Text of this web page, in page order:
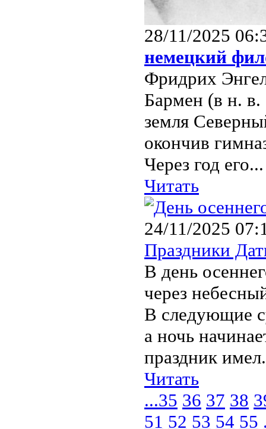
28/11/2025
немецкий
Фридрих
Бармен (в н. в.
земля
окончив
Через год его...
Читать
24/11/2025
Праздники
В день
через
В следующие
а ночь
праздник
Читать
...35 36 37 38
51 52 53 54 55